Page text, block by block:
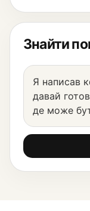
Знайти
Я написав
давай
де може